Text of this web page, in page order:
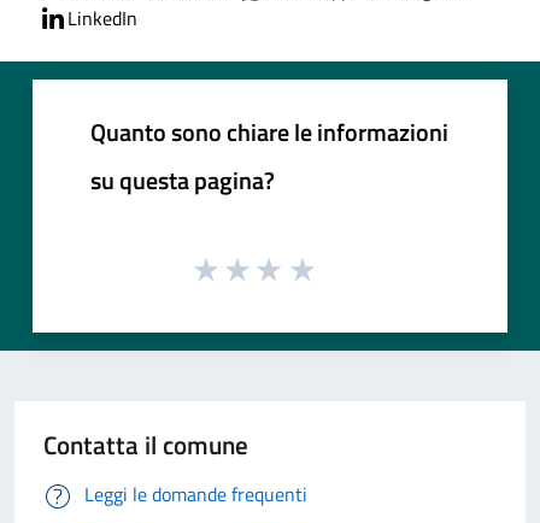
LinkedIn
Quanto sono chiare le informazioni
su questa pagina?
Contatta il comune
Leggi le domande frequenti